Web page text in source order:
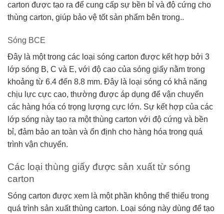
carton được tạo ra để cung cấp sự bền bỉ và độ cứng cho
thùng carton, giúp bảo vệ tốt sản phẩm bên trong..
Sóng BCE
Đây là một trong các loại sóng carton được kết hợp bởi 3
lớp sóng B, C và E, với độ cao của sóng giấy nằm trong
khoảng từ 6.4 đến 8.8 mm. Đây là loại sóng có khả năng
chịu lực cực cao, thường được áp dụng để vận chuyển
các hàng hóa có trọng lượng cực lớn. Sự kết hợp của các
lớp sóng này tạo ra một thùng carton với độ cứng và bền
bỉ, đảm bảo an toàn và ổn định cho hàng hóa trong quá
trình vận chuyển.
Các loại thùng giấy được sản xuất từ sóng
carton
Sóng carton được xem là một phần không thể thiếu trong
quá trình sản xuất thùng carton. Loại sóng này dùng để tạo